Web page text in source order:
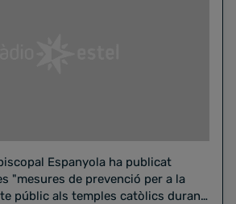
Espanyola ha publicat
"mesures de prevenció per a la
públic als temples catòlics durant